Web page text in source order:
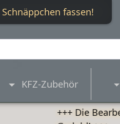
KFZ-Zubehör
Die Bearbeitungs-/ und
Schnäppchen fassen!